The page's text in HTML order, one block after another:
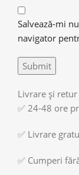
Salvează-mi
navigator
Livrare și retur
✅ 24-48 ore
✅ Livrare
✅ Cumperi